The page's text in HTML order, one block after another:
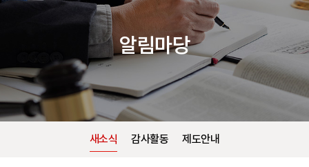
알림마당
새소식 감사활동 제도안내